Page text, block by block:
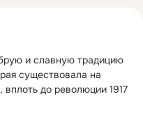
и славную традицию
существовала на
вплоть до революции 1917